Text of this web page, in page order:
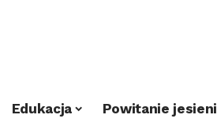
Edukacja Powitanie jesieni